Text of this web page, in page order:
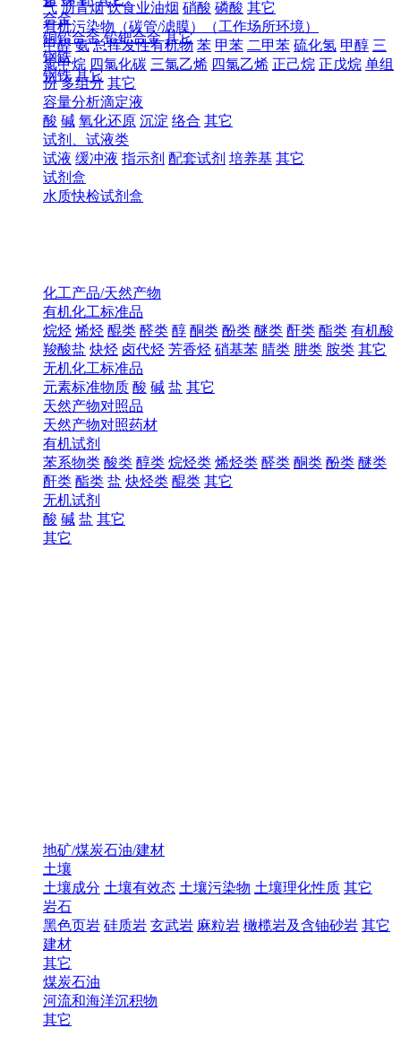
气 沥青烟 饮食业油烟 硝酸 磷酸 其它
有机污染物（碳管/滤膜）（工作场所环境）
甲醛 氨 总挥发性有机物 苯 甲苯 二甲苯 硫化氢 甲醇 三
氯甲烷 四氯化碳 三氯乙烯 四氯乙烯 正己烷 正戊烷 单组
份 多组分 其它
容量分析滴定液
酸 碱 氧化还原 沉淀 络合 其它
试剂、试液类
试液 缓冲液 指示剂 配套试剂 培养基 其它
试剂盒
水质快检试剂盒
合金
铜铅合金 铅钯合金 其它
钢铁
钢铁 其它
化工产品/天然产物
有机化工标准品
烷烃 烯烃 醌类 醛类 醇 酮类 酚类 醚类 酐类 酯类 有机酸
羧酸盐 炔烃 卤代烃 芳香烃 硝基苯 腈类 肼类 胺类 其它
无机化工标准品
元素标准物质 酸 碱 盐 其它
天然产物对照品
天然产物对照药材
有机试剂
苯系物类 酸类 醇类 烷烃类 烯烃类 醛类 酮类 酚类 醚类
酐类 酯类 盐 炔烃类 醌类 其它
无机试剂
酸 碱 盐 其它
其它
地矿/煤炭石油/建材
土壤
土壤成分 土壤有效态 土壤污染物 土壤理化性质 其它
岩石
黑色页岩 硅质岩 玄武岩 麻粒岩 橄榄岩及含铀砂岩 其它
建材
其它
煤炭石油
河流和海洋沉积物
其它